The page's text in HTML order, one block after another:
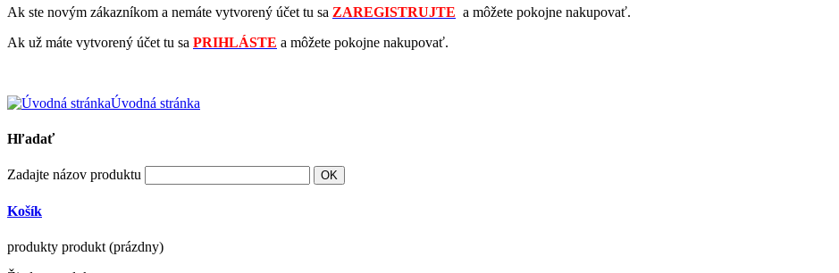
Ak ste novým zákazníkom a nemáte vytvorený účet tu sa ZAREGISTRUJTE a môžete pokojne nakupovať.
Ak už máte vytvorený účet tu sa PRIHLÁSTE a môžete pokojne nakupovať.
Úvodná stránka
Hľadať
Zadajte názov produktu
Košík
produkty produkt (prázdny)